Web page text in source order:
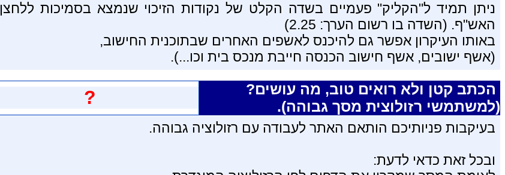
ניתן תמיד ל"הקליק" פעמיים בשדה הקלט של נקודות הזיכוי שנמצא בסמיכות ללחצן
האש"ף. (השדה בו רשום הערך: 2.25)
באותו העיקרון אפשר גם להיכנס לאשפים האחרים שבתוכנית החישוב,
(אשף ישובים, אשף חישוב הכנסה חייבת מנכס בית וכו...).
הכתב קטן ולא רואים טוב, מה עושים?
(למשתמשי רזולוצית מסך גבוהה).
?
בעיקבות פניותיכם הותאם האתר לעבודה עם רזולוציה גבוהה.
ובכל זאת כדאי לדעת: